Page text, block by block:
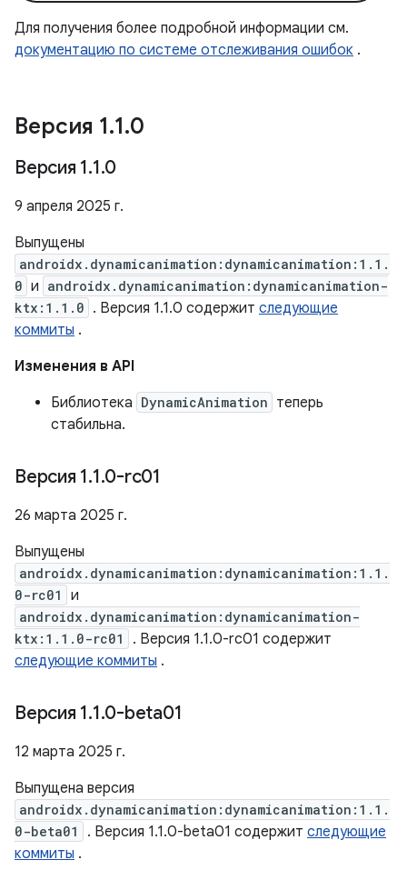
Для получения более подробной информации см.
документацию по системе отслеживания ошибок .
Версия 1.1.0
Версия 1.1.0
9 апреля 2025 г.
Выпущены
androidx.dynamicanimation:dynamicanimation:1.1.
0 и androidx.dynamicanimation:dynamicanimation-
ktx:1.1.0 . Версия 1.1.0 содержит следующие
коммиты .
Изменения в API
Библиотека DynamicAnimation теперь
стабильна.
Версия 1.1.0-rc01
26 марта 2025 г.
Выпущены
androidx.dynamicanimation:dynamicanimation:1.1.
0-rc01
и
androidx.dynamicanimation:dynamicanimation-
ktx:1.1.0-rc01
. Версия 1.1.0-rc01 содержит
следующие коммиты .
Версия 1.1.0-beta01
12 марта 2025 г.
Выпущена версия
androidx.dynamicanimation:dynamicanimation:1.1.
0-beta01
. Версия 1.1.0-beta01 содержит следующие
коммиты .